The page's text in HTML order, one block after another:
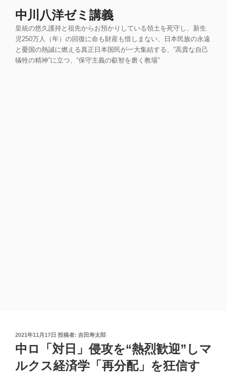
中川八洋ゼミ講義
皇統の悠久護持と祖先からお預かりしている領土を死守し、新生
児250万人（年）の回復に命も財産も惜しまない、日本民族の永遠
と憂国の熱誠に燃える真正日本国民が一大集結する、“高貴な自己
犠牲の精神”に立つ、“保守主義の叡智を磨く教場”
投
日:
2021年11月17日 投稿者: 吉田寿太郎
中ロ「対日」侵攻を“熱烈歓迎”しマ
ルクス経済学「再分配」を狂信す